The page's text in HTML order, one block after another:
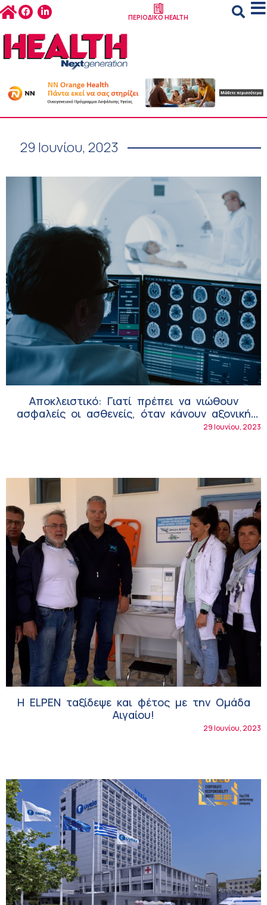
ΠΕΡΙΟΔΙΚΟ HEALTH
29 Ιουνίου, 2023
Αποκλειστικό: Γιατί πρέπει να νιώθουν
ασφαλείς οι ασθενείς, όταν κάνουν αξονική
29 Ιουνίου, 2023
Η ELPEN ταξίδεψε και φέτος με την Ομάδα
Αιγαίου!
29 Ιουνίου, 2023